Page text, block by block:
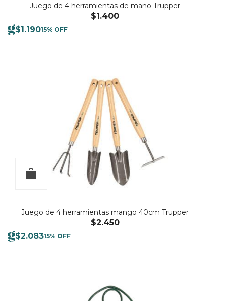
Juego de 4 herramientas de mano Trupper
$1.400
$1.19015% OFF
Juego de 4 herramientas mango 40cm Trupper
$2.450
$2.08315% OFF